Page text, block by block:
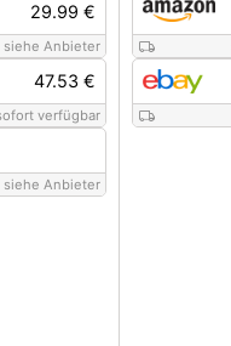
29.99 €
siehe Anbieter
47.53 €
verfügbar
siehe Anbieter